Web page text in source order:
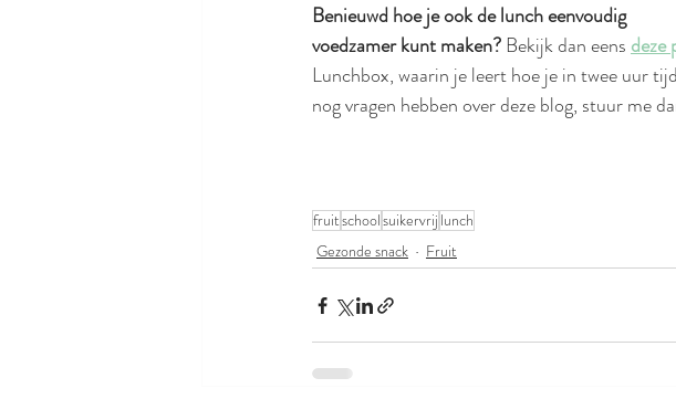
Benieuwd hoe je ook de lunch eenvoudig
voedzamer kunt maken? Bekijk dan eens deze
Lunchbox, waarin je leert hoe je in twee uur
nog vragen hebben over deze blog, stuur me
fruitschoolsuikervrij lunch
Gezonde snack
Fruit